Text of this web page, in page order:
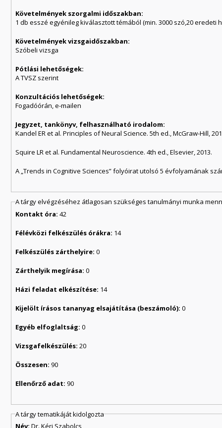
Követelmények szorgalmi időszakban:
1 db esszé egyénileg kiválasztott témából (min. 3000 szó,20 eredeti
Követelmények vizsgaidőszakban:
Szóbeli vizsga
Pótlási lehetőségek:
A TVSZ szerint
Konzultációs lehetőségek:
Fogadóórán, e-mailen
Jegyzet, tankönyv, felhasználható irodalom:
Kandel ER et al. Principles of Neural Science. 5th ed., McGraw-Hill,
Squire LR et al. Fundamental Neuroscience. 4th ed., Elsevier, 2013.
A „Trends in Cognitive Sciences” folyóirat utolsó 5 évfolyamának
A tárgy elvégzéséhez átlagosan szükséges tanulmányi munka
Kontakt óra:42
Félévközi felkészülés órákra: 14
Felkészülés zárthelyire:0
Zárthelyik megírása:0
Házi feladat elkészítése: 14
Kijelölt írásos tananyag elsajátítása (beszámoló):0
Egyéb elfoglaltság:0
Vizsgafelkészülés:20
Összesen:90
Ellenőrző adat:90
A tárgy tematikáját kidolgozta
Név:Dr. Kéri Szabolcs